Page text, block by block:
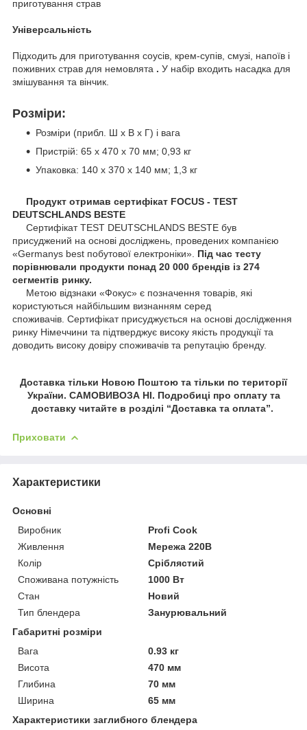
приготування страв
Універсальність
Підходить для приготування соусів, крем-супів, смузі, напоїв і
поживних страв для немовлята . У набір входить насадка для
змішування та вінчик.
Розміри:
Розміри (прибл. Ш x В x Г) і вага
Пристрій: 65 x 470 x 70 мм; 0,93 кг
Упаковка: 140 х 370 х 140 мм; 1,3 кг
Продукт отримав сертифікат FOCUS - TEST
DEUTSCHLANDS BESTE
Сертифікат TEST DEUTSCHLANDS BESTE був
присуджений на основі досліджень, проведених компанією
«Germanys best побутової електроніки». Під час тесту
порівнювали продукти понад 20 000 брендів із 274
сегментів ринку.
Метою відзнаки «Фокус» є позначення товарів, які
користуються найбільшим визнанням серед
споживачів. Сертифікат присуджується на основі дослідження
ринку Німеччини та підтверджує високу якість продукції та
доводить високу довіру споживачів та репутацію бренду.
Доставка тільки Новою Поштою та тільки по території
України. САМОВИВОЗА НІ. Подробиці про оплату та
доставку читайте в розділі “Доставка та оплата”.
Приховати
Характеристики
Основні
Виробник
Profi Cook
Живлення
Мережа 220В
Колір
Сріблястий
Споживана потужність
1000 Вт
Стан
Новий
Тип блендера
Занурювальний
Габаритні розміри
Вага
0.93 кг
Висота
470 мм
Глибина
70 мм
Ширина
65 мм
Характеристики заглибного блендера